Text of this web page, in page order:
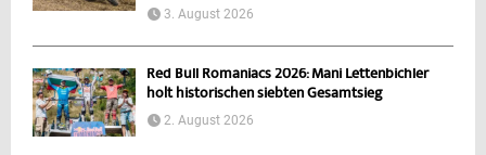
3. August 2026
Red Bull Romaniacs 2026: Mani Lettenbichler
holt historischen siebten Gesamtsieg
2. August 2026